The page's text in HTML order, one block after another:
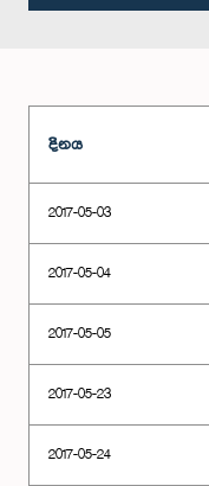
දිනය
2017-05-03
2017-05-04
2017-05-05
2017-05-23
2017-05-24